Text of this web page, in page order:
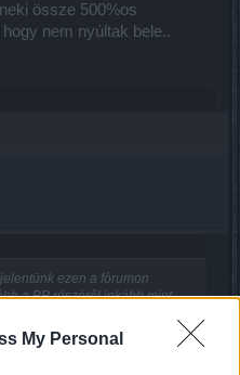
My Personal
össze 500%os
nem nyúltak bele..
ezen a fórumon
a BP részéről inkább mint
vagy egyből törlik is az
a cégre...hogyan is nevezzük